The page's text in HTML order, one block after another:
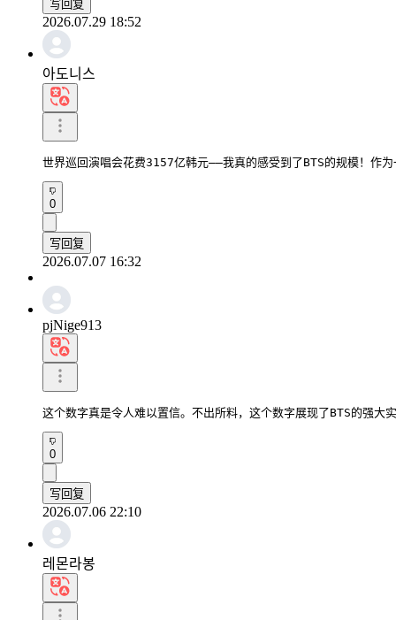
写回复
2026.07.29 18:52
아도니스
世界巡回演唱会花费3157亿韩元——我真的感受到了BTS的规模！作
0
写回复
2026.07.07 16:32
pjNige913
这个数字真是令人难以置信。不出所料，这个数字展现了BTS的强大
0
写回复
2026.07.06 22:10
레몬라봉